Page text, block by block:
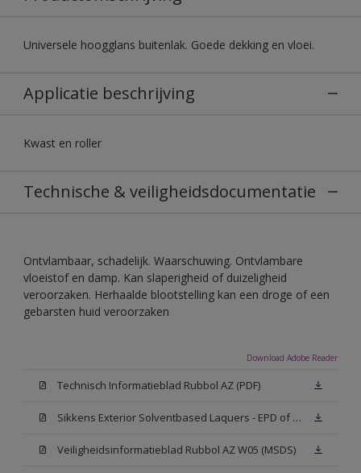
Universele hoogglans buitenlak. Goede dekking en vloei.
Applicatie beschrijving
Kwast en roller
Technische & veiligheidsdocumentatie
Ontvlambaar, schadelijk. Waarschuwing. Ontvlambare
vloeistof en damp. Kan slaperigheid of duizeligheid
veroorzaken. Herhaalde blootstelling kan een droge of een
gebarsten huid veroorzaken
Download Adobe Reader
Technisch Informatieblad Rubbol AZ (PDF)
Sikkens Exterior Solventbased Laquers - EPD of Milieuproductverklaring
Veiligheidsinformatieblad Rubbol AZ W05 (MSDS)